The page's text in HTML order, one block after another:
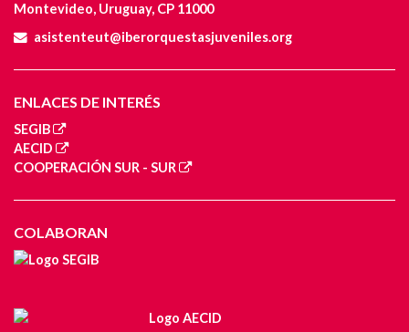
Montevideo, Uruguay, CP 11000
asistenteut@iberorquestasjuveniles.org
ENLACES DE INTERÉS
SEGIB
AECID
COOPERACIÓN SUR - SUR
COLABORAN